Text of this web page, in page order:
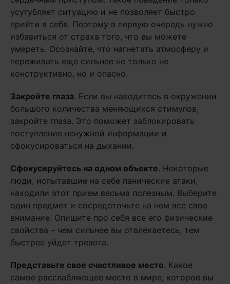
усугубляет ситуацию и не позволяет быстро
прийти в себя. Поэтому в первую очередь нужно
избавиться от страха того, что вы можете
умереть. Осознайте, что нагнетать атмосферу и
переживать еще сильнее не только не
конструктивно, но и опасно.
Закройте глаза. Если вы находитесь в окружении
большого количества меняющихся стимулов,
закройте глаза. Это поможет заблокировать
поступление ненужной информации и
сфокусироваться на дыхании.
Сфокусируйтесь на одном объекте. Некоторые
люди, испытавшие на себе панические атаки,
находили этот прием весьма полезным. Выберите
один предмет и сосредоточьте на нем все свое
внимание. Опишите про себя все его физические
свойства – чем сильнее вы отвлекаетесь, тем
быстрее уйдет тревога.
Представьте свое счастливое место. Какое
самое расслабляющее место в мире, которое вы